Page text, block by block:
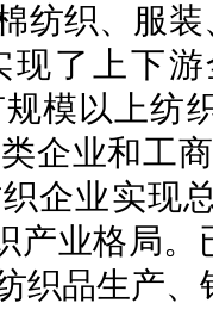
纺织、服
现了上下
模以上纺
企业和工
企业实现
产业格局
织品生产